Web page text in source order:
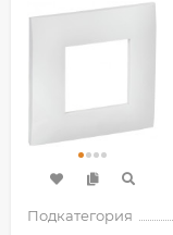
Подкатегория